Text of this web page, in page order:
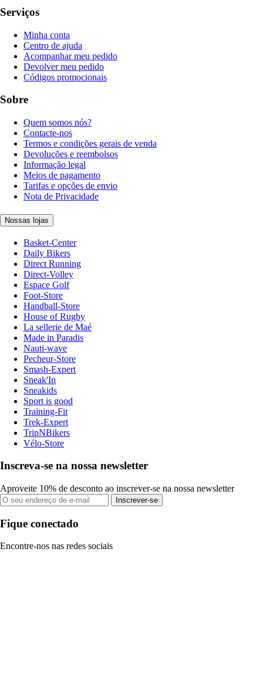
Serviços
Minha conta
Centro de ajuda
Acompanhar meu pedido
Devolver meu pedido
Códigos promocionais
Sobre
Quem somos nós?
Contacte-nos
Termos e condições gerais de venda
Devoluções e reembolsos
Informação legal
Meios de pagamento
Tarifas e opções de envio
Nota de Privacidade
Nossas lojas
Basket-Center
Daily Bikers
Direct Running
Direct-Volley
Espace Golf
Foot-Store
Handball-Store
House of Rugby
La sellerie de Maé
Made in Paradis
Nauti-wave
Pecheur-Store
Smash-Expert
Sneak'In
Sneakids
Sport is good
Training-Fit
Trek-Expert
TripNBikers
Vélo-Store
Inscreva-se na nossa newsletter
Aproveite 10% de desconto ao inscrever-se na nossa newsletter
Inscrever-se
Fique conectado
Encontre-nos nas redes sociais